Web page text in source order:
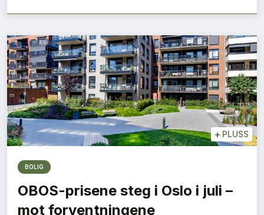
+ PLUSS
BOLIG
OBOS-prisene steg i Oslo i juli –
mot forventningene